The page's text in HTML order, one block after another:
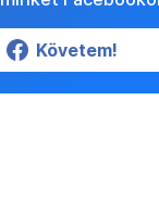
Követem!